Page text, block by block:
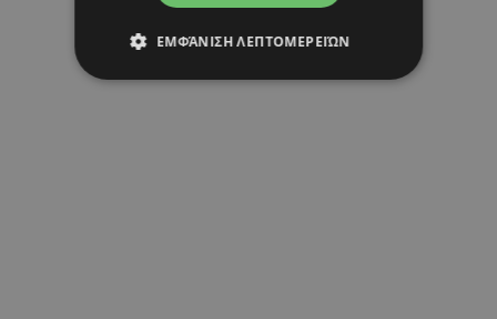
ΕΜΦΆΝΙΣΗ ΛΕΠΤΟΜΕΡΕΙΏΝ